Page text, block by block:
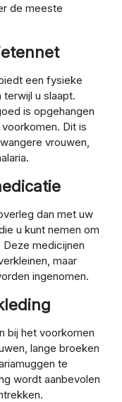
de meeste
een fysieke
terwijl u slaapt.
is opgehangen
Dit is
vrouwen,
dan met uw
u kunt nemen om
medicijnen
maar
ingenomen.
bij het voorkomen
lange broeken
te
wordt aanbevolen